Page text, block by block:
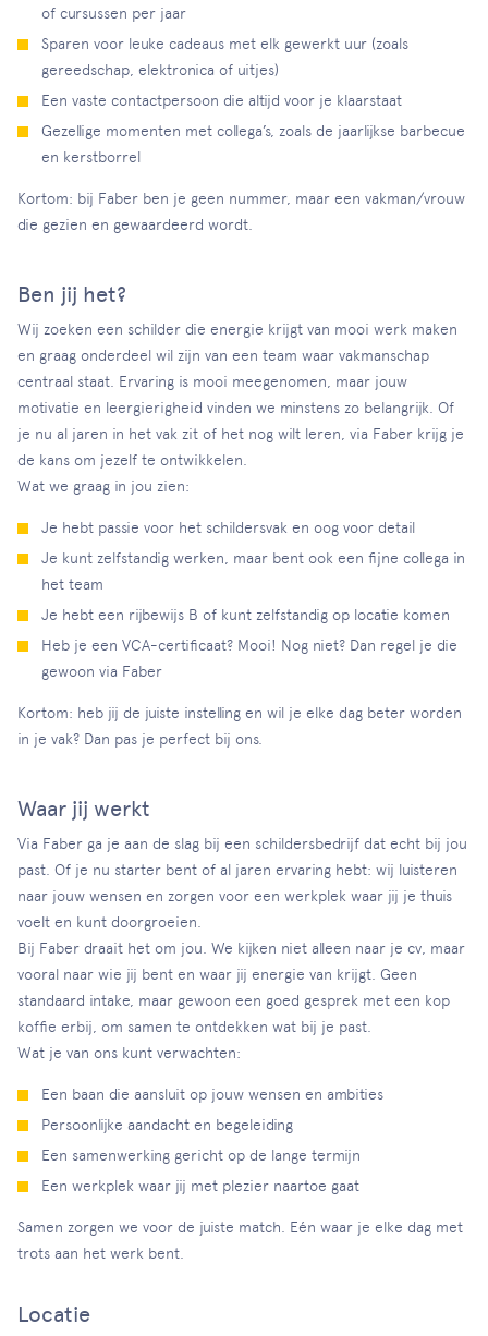
of cursussen per jaar
Sparen voor leuke cadeaus met elk gewerkt uur (zoals
gereedschap, elektronica of uitjes)
Een vaste contactpersoon die altijd voor je klaarstaat
Gezellige momenten met collega’s, zoals de jaarlijkse barbecue
en kerstborrel
Kortom: bij Faber ben je geen nummer, maar een vakman/vrouw
die gezien en gewaardeerd wordt.
Ben jij het?
Wij zoeken een schilder die energie krijgt van mooi werk maken
en graag onderdeel wil zijn van een team waar vakmanschap
centraal staat. Ervaring is mooi meegenomen, maar jouw
motivatie en leergierigheid vinden we minstens zo belangrijk. Of
je nu al jaren in het vak zit of het nog wilt leren, via Faber krijg je
de kans om jezelf te ontwikkelen.
Wat we graag in jou zien:
Je hebt passie voor het schildersvak en oog voor detail
Je kunt zelfstandig werken, maar bent ook een fijne collega in
het team
Je hebt een rijbewijs B of kunt zelfstandig op locatie komen
Heb je een VCA-certificaat? Mooi! Nog niet? Dan regel je die
gewoon via Faber
Kortom: heb jij de juiste instelling en wil je elke dag beter worden
in je vak? Dan pas je perfect bij ons.
Waar jij werkt
Via Faber ga je aan de slag bij een schildersbedrijf dat echt bij jou
past. Of je nu starter bent of al jaren ervaring hebt: wij luisteren
naar jouw wensen en zorgen voor een werkplek waar jij je thuis
voelt en kunt doorgroeien.
Bij Faber draait het om jou. We kijken niet alleen naar je cv, maar
vooral naar wie jij bent en waar jij energie van krijgt. Geen
standaard intake, maar gewoon een goed gesprek met een kop
koffie erbij, om samen te ontdekken wat bij je past.
Wat je van ons kunt verwachten:
Een baan die aansluit op jouw wensen en ambities
Persoonlijke aandacht en begeleiding
Een samenwerking gericht op de lange termijn
Een werkplek waar jij met plezier naartoe gaat
Samen zorgen we voor de juiste match. Eén waar je elke dag met
trots aan het werk bent.
Locatie